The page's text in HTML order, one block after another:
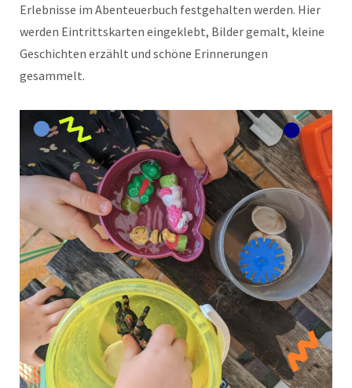
Erlebnisse im Abenteuerbuch festgehalten werden. Hier
werden Eintrittskarten eingeklebt, Bilder gemalt, kleine
Geschichten erzählt und schöne Erinnerungen
gesammelt.